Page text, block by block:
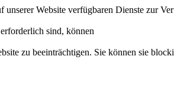
Website verfügbaren Dienste zur
sind, können
zu beeinträchtigen. Sie können sie